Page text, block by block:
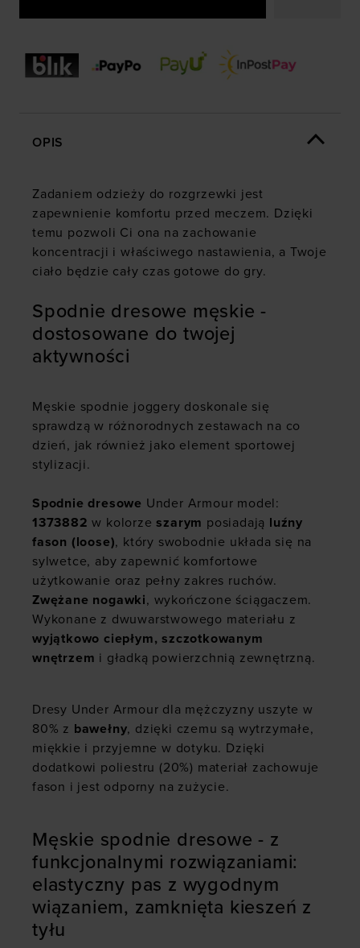
OPIS
Zadaniem odzieży do rozgrzewki jest
zapewnienie komfortu przed meczem. Dzięki
temu pozwoli Ci ona na zachowanie
koncentracji i właściwego nastawienia, a Twoje
ciało będzie cały czas gotowe do gry.
Spodnie dresowe męskie -
dostosowane do twojej
aktywności
Męskie spodnie joggery doskonale się
sprawdzą w różnorodnych zestawach na co
dzień, jak również jako element sportowej
stylizacji.
Spodnie dresowe Under Armour model:
1373882 w kolorzeszarym posiadają luźny
fason (loose), który swobodnie układa się na
sylwetce, aby zapewnić komfortowe
użytkowanie oraz pełny zakres ruchów.
Zwężane nogawki, wykończone ściągaczem.
Wykonane z dwuwarstwowego materiału z
wyjątkowo ciepłym, szczotkowanym
wnętrzem i gładką powierzchnią zewnętrzną.
Dresy Under Armour dla mężczyzny uszyte w
80% z bawełny, dzięki czemu są wytrzymałe,
miękkie i przyjemne w dotyku. Dzięki
dodatkowi poliestru (20%) materiał zachowuje
fason i jest odporny na zużycie.
Męskie spodnie dresowe - z
funkcjonalnymi rozwiązaniami:
elastyczny pas z wygodnym
wiązaniem, zamknięta kieszeń z
tyłu